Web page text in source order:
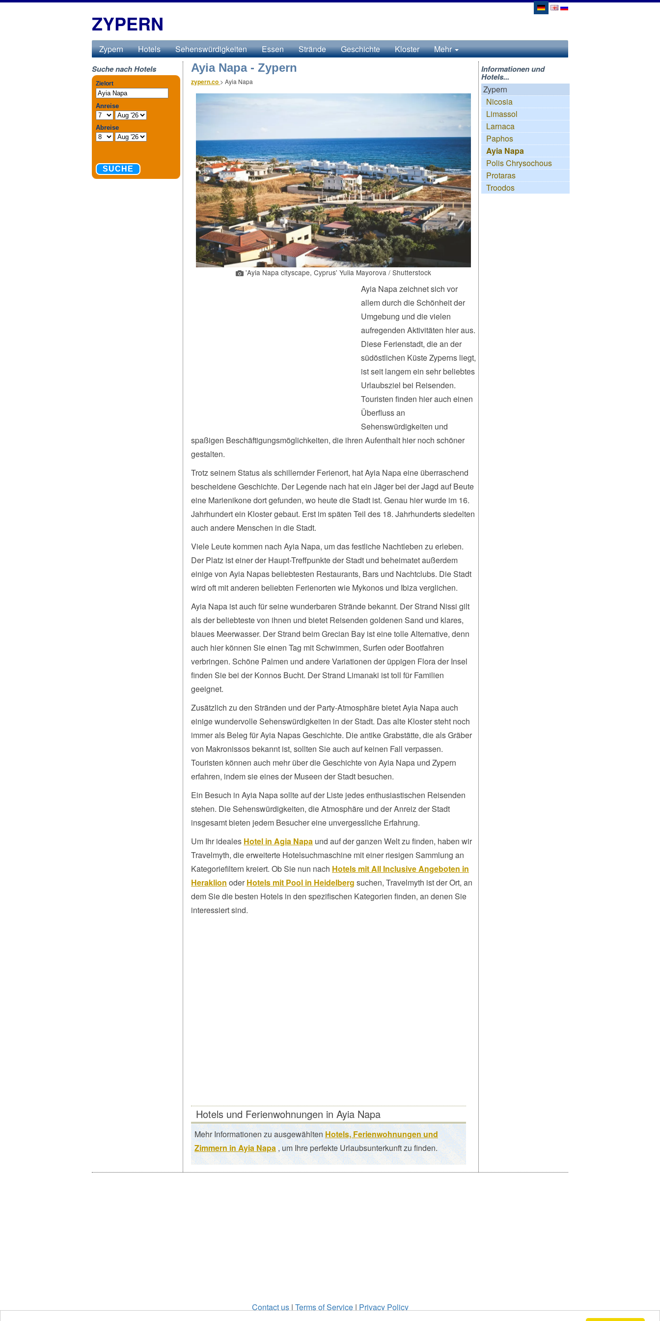
ZYPERN
Zypern Hotels Sehenswürdigkeiten Essen Strände Geschichte Kloster Mehr
Suche nach Hotels Ayia Napa - Zypern
zypern.co > Ayia Napa
'Ayia Napa cityscape, Cyprus' Yulia Mayorova / Shutterstock
Ayia Napa zeichnet sich vor
allem durch die Schönheit der
Umgebung und die vielen
aufregenden Aktivitäten hier aus.
Diese Ferienstadt, die an der
südöstlichen Küste Zyperns liegt,
ist seit langem ein sehr beliebtes
Urlaubsziel bei Reisenden.
Touristen finden hier auch einen
Überfluss an
Sehenswürdigkeiten und
spaßigen Beschäftigungsmöglichkeiten, die ihren Aufenthalt hier noch schöner
gestalten.
Trotz seinem Status als schillernder Ferienort, hat Ayia Napa eine überraschend
bescheidene Geschichte. Der Legende nach hat ein Jäger bei der Jagd auf Beute
eine Marienikone dort gefunden, wo heute die Stadt ist. Genau hier wurde im 16.
Jahrhundert ein Kloster gebaut. Erst im späten Teil des 18. Jahrhunderts siedelten
auch andere Menschen in die Stadt.
Viele Leute kommen nach Ayia Napa, um das festliche Nachtleben zu erleben.
Der Platz ist einer der Haupt-Treffpunkte der Stadt und beheimatet außerdem
einige von Ayia Napas beliebtesten Restaurants, Bars und Nachtclubs. Die Stadt
wird oft mit anderen beliebten Ferienorten wie Mykonos und Ibiza verglichen.
Ayia Napa ist auch für seine wunderbaren Strände bekannt. Der Strand Nissi gilt
als der beliebteste von ihnen und bietet Reisenden goldenen Sand und klares,
blaues Meerwasser. Der Strand beim Grecian Bay ist eine tolle Alternative, denn
auch hier können Sie einen Tag mit Schwimmen, Surfen oder Bootfahren
verbringen. Schöne Palmen und andere Variationen der üppigen Flora der Insel
finden Sie bei der Konnos Bucht. Der Strand Limanaki ist toll für Familien
geeignet.
Zusätzlich zu den Stränden und der Party-Atmosphäre bietet Ayia Napa auch
einige wundervolle Sehenswürdigkeiten in der Stadt. Das alte Kloster steht noch
immer als Beleg für Ayia Napas Geschichte. Die antike Grabstätte, die als Gräber
von Makronissos bekannt ist, sollten Sie auch auf keinen Fall verpassen.
Touristen können auch mehr über die Geschichte von Ayia Napa und Zypern
erfahren, indem sie eines der Museen der Stadt besuchen.
Ein Besuch in Ayia Napa sollte auf der Liste jedes enthusiastischen Reisenden
stehen. Die Sehenswürdigkeiten, die Atmosphäre und der Anreiz der Stadt
insgesamt bieten jedem Besucher eine unvergessliche Erfahrung.
Um Ihr ideales Hotel in Agia Napa und auf der ganzen Welt zu finden, haben wir
Travelmyth, die erweiterte Hotelsuchmaschine mit einer riesigen Sammlung an
Kategoriefiltern kreiert. Ob Sie nun nach Hotels mit All Inclusive Angeboten in
Heraklion oder Hotels mit Pool in Heidelberg suchen, Travelmyth ist der Ort, an
dem Sie die besten Hotels in den spezifischen Kategorien finden, an denen Sie
interessiert sind.
Hotels und Ferienwohnungen in Ayia Napa
Mehr Informationen zu ausgewählten Hotels, Ferienwohnungen und
Zimmern in Ayia Napa, um Ihre perfekte Urlaubsunterkunft zu finden.
Informationen und
Hotels...
Zypern
Nicosia
Limassol
Larnaca
Paphos
Ayia Napa
Polis Chrysochous
Protaras
Troodos
Contact us| Terms of Service| Privacy Policy